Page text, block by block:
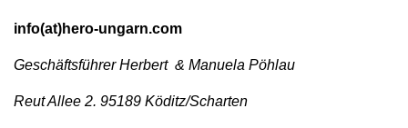
info(at)hero-ungarn.com
Geschäftsführer Herbert & Manuela Pöhlau
Reut Allee 2. 95189 Köditz/Scharten